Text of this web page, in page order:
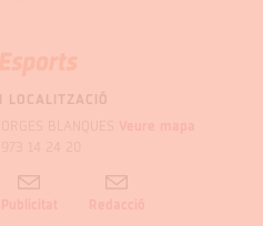
SOM
GARRIGUES
LOCALITZACIÓ